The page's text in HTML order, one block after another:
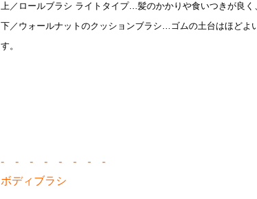
上／ロールブラシ ライトタイプ…髪のかかりや食いつきが良く
下／ウォールナットのクッションブラシ…ゴムの土台はほどよ
す。
- - - - - - - -
ボディブラシ